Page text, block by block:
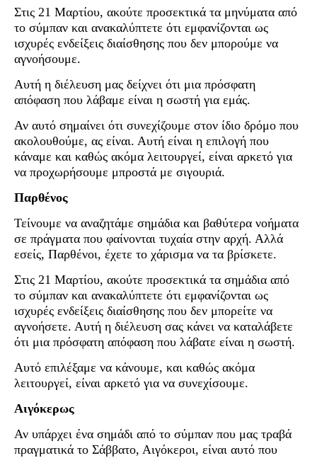
Στις 21 Μαρτίου, ακούτε προσεκτικά τα μηνύματα από
το σύμπαν και ανακαλύπτετε ότι εμφανίζονται ως
ισχυρές ενδείξεις διαίσθησης που δεν μπορούμε να
αγνοήσουμε.
Αυτή η διέλευση μας δείχνει ότι μια πρόσφατη
απόφαση που λάβαμε είναι η σωστή για εμάς.
Αν αυτό σημαίνει ότι συνεχίζουμε στον ίδιο δρόμο που
ακολουθούμε, ας είναι. Αυτή είναι η επιλογή που
κάναμε και καθώς ακόμα λειτουργεί, είναι αρκετό για
να προχωρήσουμε μπροστά με σιγουριά.
Παρθένος
Τείνουμε να αναζητάμε σημάδια και βαθύτερα νοήματα
σε πράγματα που φαίνονται τυχαία στην αρχή. Αλλά
εσείς, Παρθένοι, έχετε το χάρισμα να τα βρίσκετε.
Στις 21 Μαρτίου, ακούτε προσεκτικά τα σημάδια από
το σύμπαν και ανακαλύπτετε ότι εμφανίζονται ως
ισχυρές ενδείξεις διαίσθησης που δεν μπορείτε να
αγνοήσετε. Αυτή η διέλευση σας κάνει να καταλάβετε
ότι μια πρόσφατη απόφαση που λάβατε είναι η σωστή.
Αυτό επιλέξαμε να κάνουμε, και καθώς ακόμα
λειτουργεί, είναι αρκετό για να συνεχίσουμε.
Αιγόκερως
Αν υπάρχει ένα σημάδι από το σύμπαν που μας τραβά
πραγματικά το Σάββατο, Αιγόκεροι, είναι αυτό που